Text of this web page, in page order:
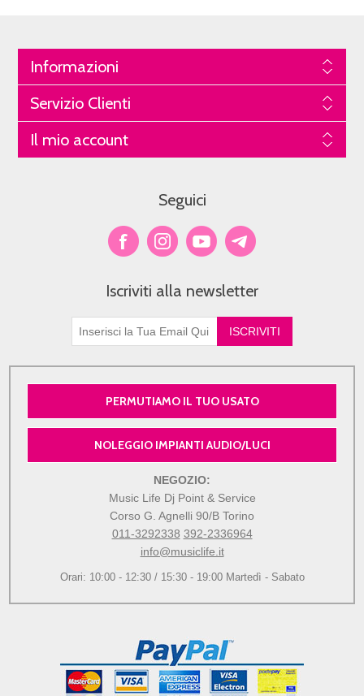
Informazioni
Servizio Clienti
Il mio account
Seguici
Iscriviti alla newsletter
PERMUTIAMO IL TUO USATO
NOLEGGIO IMPIANTI AUDIO/LUCI
NEGOZIO:
Music Life Dj Point & Service
Corso G. Agnelli 90/B Torino
011-3292338 392-2336964
info@musiclife.it
Orari: 10:00 - 12:30 / 15:30 - 19:00 Martedì - Sabato